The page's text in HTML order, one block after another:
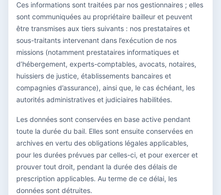
Ces informations sont traitées par nos gestionnaires ; elles
sont communiquées au propriétaire bailleur et peuvent
être transmises aux tiers suivants : nos prestataires et
sous-traitants intervenant dans l’exécution de nos
missions (notamment prestataires informatiques et
d’hébergement, experts-comptables, avocats, notaires,
huissiers de justice, établissements bancaires et
compagnies d’assurance), ainsi que, le cas échéant, les
autorités administratives et judiciaires habilitées.
Les données sont conservées en base active pendant
toute la durée du bail. Elles sont ensuite conservées en
archives en vertu des obligations légales applicables,
pour les durées prévues par celles-ci, et pour exercer et
prouver tout droit, pendant la durée des délais de
prescription applicables. Au terme de ce délai, les
données sont détruites.